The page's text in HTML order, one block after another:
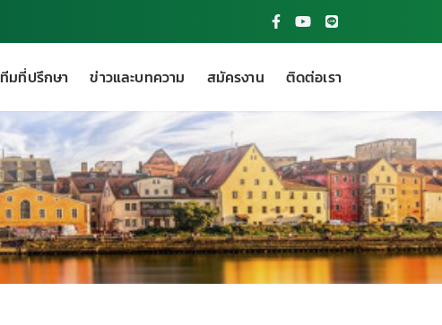
ทีมที่ปรึกษา ข่าวและบทความ สมัครงาน ติดต่อเรา